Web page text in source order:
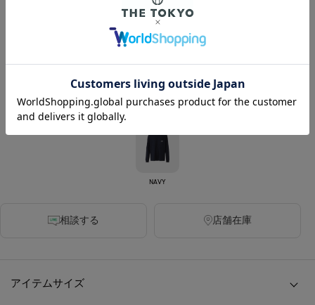
カラー
WHITE GREY
BLACK
NAVY
相談する 店舗在庫
アイテムサイズ